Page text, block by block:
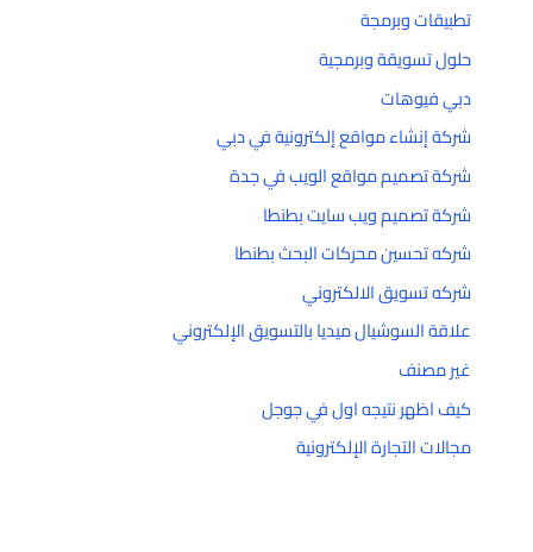
تطبيقات وبرمجة
حلول تسويقة وبرمجية
دبي فيوهات
شركة إنشاء مواقع إلكترونية في دبي
شركة تصميم مواقع الويب في جدة
شركة تصميم ويب سايت بطنطا
شركه تحسين محركات البحث بطنطا
شركه تسويق الالكتروني
علاقة السوشيال ميديا بالتسويق الإلكتروني
غير مصنف
كيف اظهر نتيجه اول في جوجل
مجالات التجارة الإلكترونية